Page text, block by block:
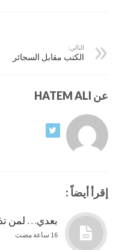
التالي:
الكتب مقابل السجائر
عن HATEM ALI
إقرأ أيضاً :
بعدي… لمن
16 ساعة مضت